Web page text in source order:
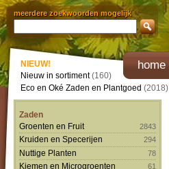
meerdere zoekwoorden mogelijk
home
NIEUW!
Nieuw in sortiment(160)
Eco en Oké Zaden en Plantgoed (2018)
Zaden
Groenten en Fruit
2843
Kruiden en Specerijen 294
Nuttige Planten 78
Kiemen en Microgroenten 61